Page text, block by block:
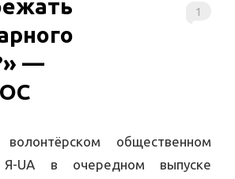
1
—
общественном
Я-UA в очередном выпуске